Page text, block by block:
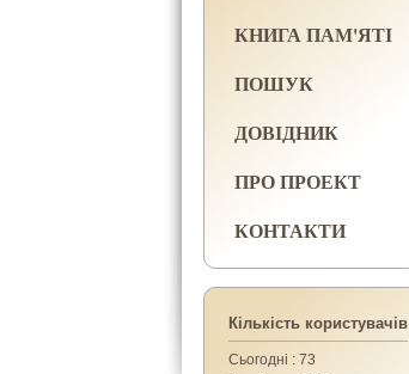
КНИГА ПАМ'ЯТІ
ПОШУК
ДОВІДНИК
ПРО ПРОЕКТ
КОНТАКТИ
Кількість користувачів
Сьогодні : 73